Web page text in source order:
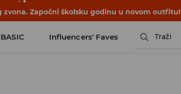
Započni školsku godinu u novom outfitu!
BASIC Influencers' Faves Traži